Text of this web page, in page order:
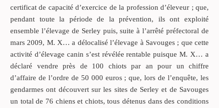
certificat de capacité d’exercice de la profession d’éleveur ; que,
pendant toute la période de la prévention, ils ont exploité
ensemble l’élevage de Serley puis, suite à l’arrêté préfectoral de
mars 2009, M. X… a délocalisé l’élevage à Savouges ; que cette
activité d’élevage canin s’est révélée rentable puisque M. X… a
déclaré vendre près de 100 chiots par an pour un chiffre
d’affaire de l’ordre de 50 000 euros ; que, lors de l’enquête, les
gendarmes ont découvert sur les sites de Serley et de Savouges
un total de 76 chiens et chiots, tous détenus dans des conditions